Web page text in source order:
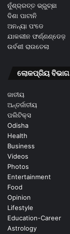
ନୁଁଶ୍ର୍ରତ୍ତ ଭ୍ରୁଚ୍ଛା
ଦିଶା ପାଟାନି
ଅନନ୍ୟା ପଂଡେ
ଯାକଲୀନ ଫର୍ଣ୍ଣଣ୍ଡେଜ଼
ଉର୍ବଶୀ ରାଉତେଲା
ଲୋକପ୍ରିୟ ବିଭାଗ
ଜାତୀୟ
ଅନ୍ତର୍ଜାତୀୟ
ପଲିଟିକ୍ସ
Odisha
Health
Business
Videos
Photos
Entertainment
Food
Opinion
Lifestyle
Education-Career
Astrology